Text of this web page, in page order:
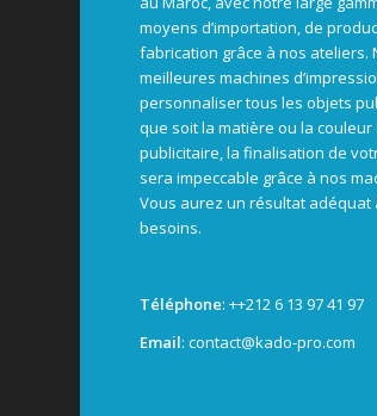
moyens d’importation, de
fabrication grâce à nos ateliers.
meilleures machines
personnaliser tous les objets
que soit la matière ou la
publicitaire, la finalisation de
sera impeccable grâce à nos
Vous aurez un résultat adéquat
besoins.
Téléphone: ++212 6 13 97 41 97
Email: contact@kado-pro.com